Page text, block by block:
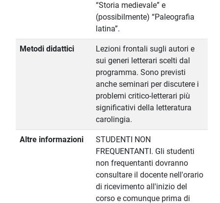
“Storia medievale” e
(possibilmente) “Paleografia
latina”.
Metodi didattici
Lezioni frontali sugli autori e
sui generi letterari scelti dal
programma. Sono previsti
anche seminari per discutere i
problemi critico-letterari più
significativi della letteratura
carolingia.
Altre informazioni
STUDENTI NON
FREQUENTANTI. Gli studenti
non frequentanti dovranno
consultare il docente nell'orario
di ricevimento all'inizio del
corso e comunque prima di